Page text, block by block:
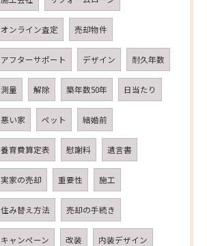
オンライン査定 売却物件
アフターサポート デザイン 耐久年数
測量 解除 築年数50年 日当たり
悪い家 ペット 結婚前
養育費算定表 慰謝料 遺言書
実家の売却 重要性 施工
住み替え方法 売却の手続き
キャンペーン 改装 内装デザイン